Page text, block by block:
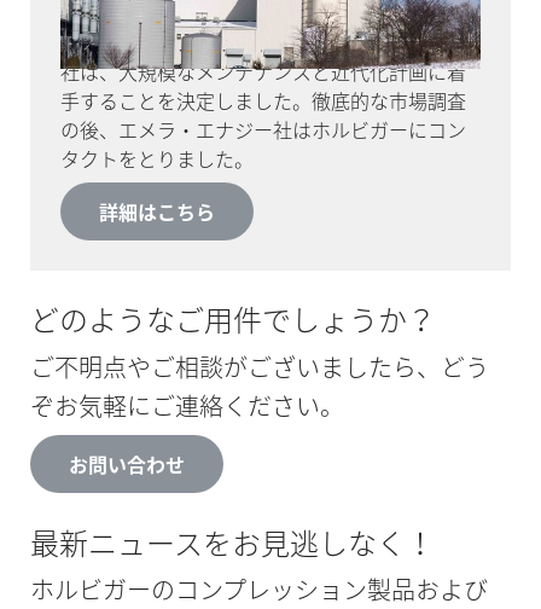
ングランド州の家庭や企業に電力を供給してき
ました。2012年、オーナーのエメラ・エナジー
社は、大規模なメンテナンスと近代化計画に着
手することを決定しました。徹底的な市場調査
の後、エメラ・エナジー社はホルビガーにコン
タクトをとりました。
詳細はこちら
どのようなご用件でしょうか？
ご不明点やご相談がございましたら、どう
ぞお気軽にご連絡ください。
お問い合わせ
最新ニュースをお見逃しなく！
ホルビガーのコンプレッション製品および